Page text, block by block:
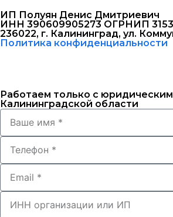
ИП Полуян Денис Дмитриевич
ИНН 390609905273 ОГРНИП
236022, г. Калининград, ул.
Политика конфиденциальности
Работаем только с
Калининградской области